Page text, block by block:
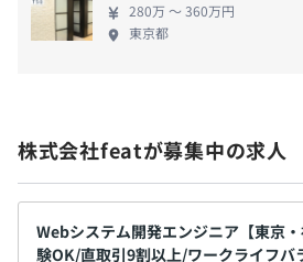
社会保険完備（健康保険、厚生年
280万 〜 360万円
東京都
株式会社featが募集中の求人
Webシステム開発エンジニア【東京
験OK/直取引9割以上/ワークライフバ